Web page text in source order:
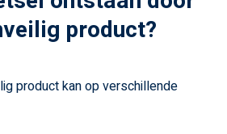
product?
product kan op verschillende